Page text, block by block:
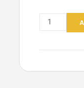
Piso
Mojado